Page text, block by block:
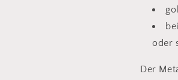
oder
Der